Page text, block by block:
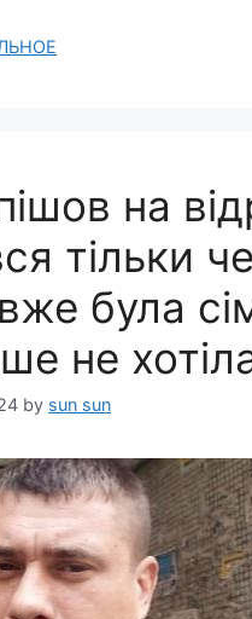
на
тільки
була
не
by sun sun